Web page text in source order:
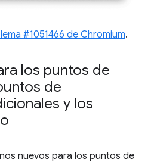
#1051466 de Chromium.
los puntos de
de
y los
nuevos para los puntos de